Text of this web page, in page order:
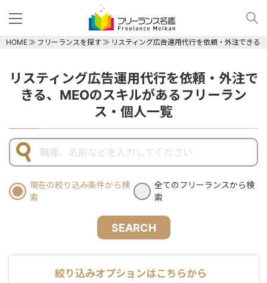
HOME フリーランスを探す リスティング広告運用代行を依頼・外注できる
リスティング広告運用代行を依頼・外注で
きる、MEOのスキルがあるフリーラン
ス・個人一覧
現在の絞り込み条件から検
索
全てのフリーランスから検
索
SEARCH
絞り込みオプションはこちらから